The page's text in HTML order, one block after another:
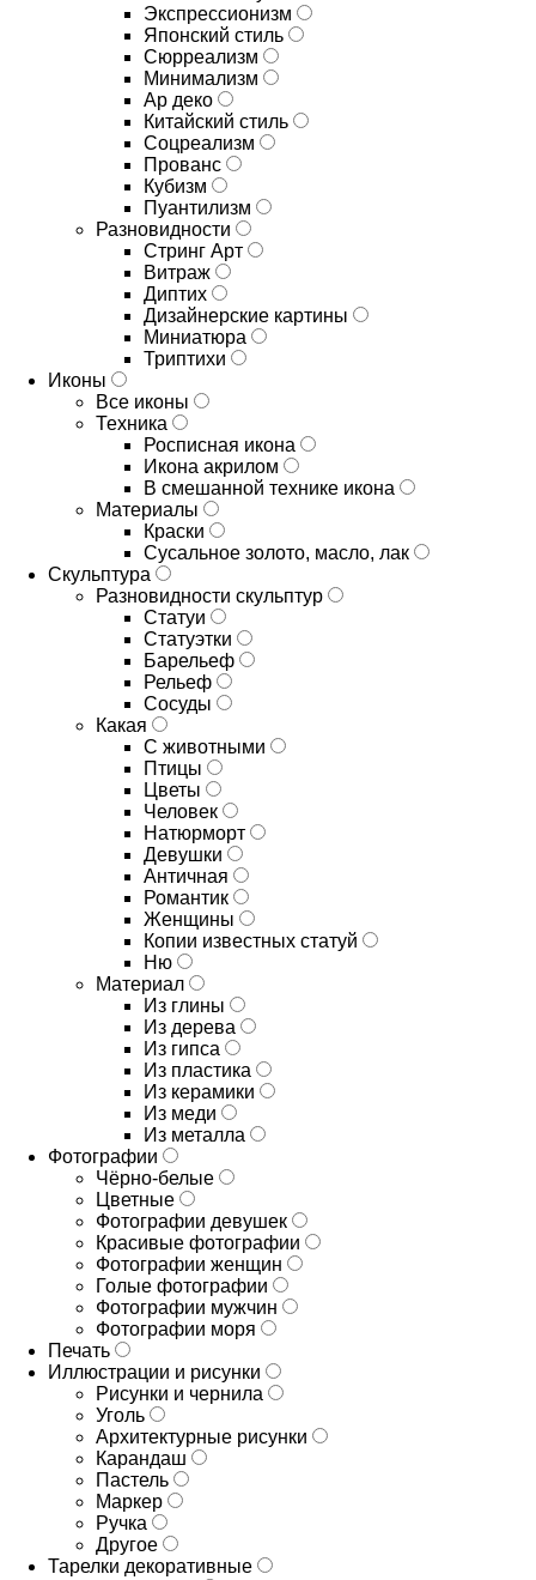
Экспрессионизм
Японский стиль
Сюрреализм
Минимализм
Ар деко
Китайский стиль
Соцреализм
Прованс
Кубизм
Пуантилизм
Разновидности
Стринг Арт
Витраж
Диптих
Дизайнерские картины
Миниатюра
Триптихи
Иконы
Все иконы
Техника
Росписная икона
Икона акрилом
В смешанной технике икона
Материалы
Краски
Сусальное золото, масло, лак
Скульптура
Разновидности скульптур
Статуи
Статуэтки
Барельеф
Рельеф
Сосуды
Какая
С животными
Птицы
Цветы
Человек
Натюрморт
Девушки
Античная
Романтик
Женщины
Копии известных статуй
Ню
Материал
Из глины
Из дерева
Из гипса
Из пластика
Из керамики
Из меди
Из металла
Фотографии
Чёрно-белые
Цветные
Фотографии девушек
Красивые фотографии
Фотографии женщин
Голые фотографии
Фотографии мужчин
Фотографии моря
Печать
Иллюстрации и рисунки
Рисунки и чернила
Уголь
Архитектурные рисунки
Карандаш
Пастель
Маркер
Ручка
Другое
Тарелки декоративные